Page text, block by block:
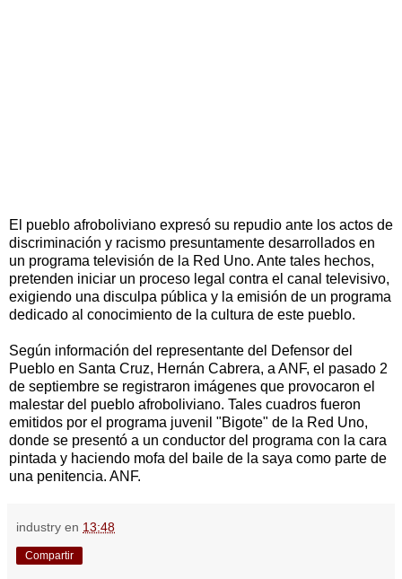
El pueblo afroboliviano expresó su repudio ante los actos de
discriminación y racismo presuntamente desarrollados en
un programa televisión de la Red Uno. Ante tales hechos,
pretenden iniciar un proceso legal contra el canal televisivo,
exigiendo una disculpa pública y la emisión de un programa
dedicado al conocimiento de la cultura de este pueblo.
Según información del representante del Defensor del
Pueblo en Santa Cruz, Hernán Cabrera, a ANF, el pasado 2
de septiembre se registraron imágenes que provocaron el
malestar del pueblo afroboliviano. Tales cuadros fueron
emitidos por el programa juvenil "Bigote" de la Red Uno,
donde se presentó a un conductor del programa con la cara
pintada y haciendo mofa del baile de la saya como parte de
una penitencia. ANF.
industry en 13:48
Compartir